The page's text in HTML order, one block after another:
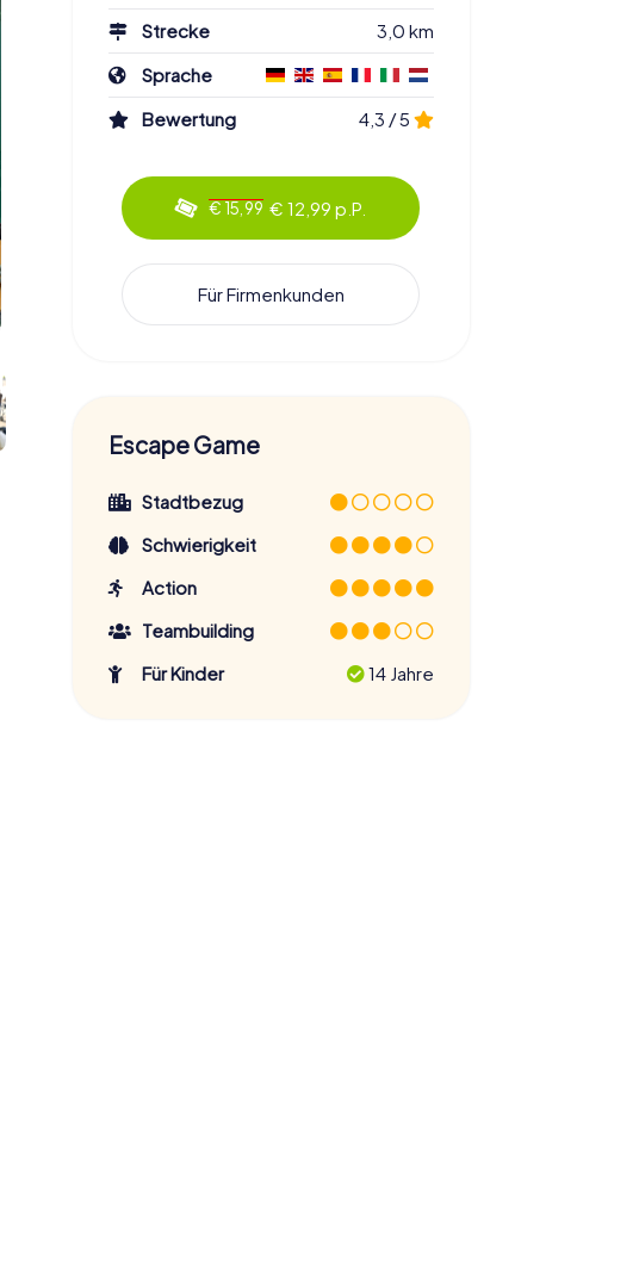
Strecke
3,0 km
Sprache
Bewertung
4,3 / 5
€ 15,99 € 12,99 p.P.
Für Firmenkunden
Escape Game
Stadtbezug
Schwierigkeit
Action
Teambuilding
Für Kinder
14 Jahre